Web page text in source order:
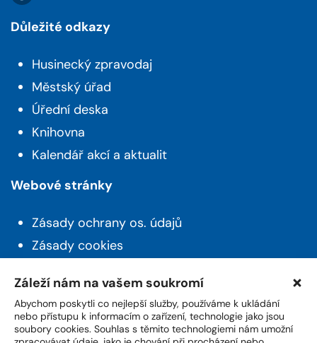
Záleží nám na vašem soukromí
Abychom poskytli co nejlepší služby, používáme k ukládání
nebo přístupu k informacím o zařízení, technologie jako jsou
soubory cookies. Souhlas s těmito technologiemi nám umožní
Důležité odkazy
Husinecký zpravodaj
Městský úřad
Úřední deska
Knihovna
Kalendář akcí a aktualit
Webové stránky
Zásady ochrany os. údajů
Zásady cookies
Novinky z Husince
Máte zájem o aktuality a novinky ze života z